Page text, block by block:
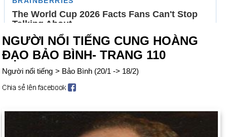
NGƯỜI NỔI TIẾNG CUNG HOÀNG
ĐẠO BẢO BÌNH- TRANG 110
Người nổi tiếng > Bảo Bình (20/1 -> 18/2)